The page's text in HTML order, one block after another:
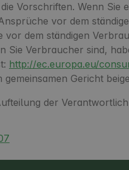
Vorschriften. Wenn
vor dem
dem ständigen
Sie Verbraucher sind,
http://ec.europa.eu/
Gericht
der